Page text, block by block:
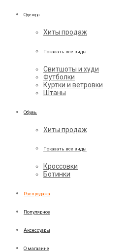
Одежда
Хиты продаж
Показать все виды
Свитшоты и худи
Футболки
Куртки и ветровки
Штаны
Обувь
Хиты продаж
Показать все виды
Кроссовки
Ботинки
Распродажа
Популярное
Аксессуары
О магазине